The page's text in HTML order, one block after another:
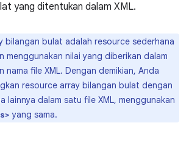
yang ditentukan dalam XML.
bilangan bulat adalah resource sederhana
menggunakan nilai yang diberikan dalam
nama file XML. Dengan demikian, Anda
resource array bilangan bulat dengan
lainnya dalam satu file XML, menggunakan
yang sama.